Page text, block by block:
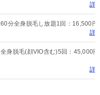
詳
60分全身脱毛し放題1回：16,500円
詳
全身脱毛(顔VIO含む)5回：45,000円
詳